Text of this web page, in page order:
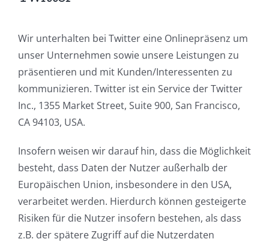
Wir unterhalten bei Twitter eine Onlinepräsenz um
unser Unternehmen sowie unsere Leistungen zu
präsentieren und mit Kunden/Interessenten zu
kommunizieren. Twitter ist ein Service der Twitter
Inc., 1355 Market Street, Suite 900, San Francisco,
CA 94103, USA.
Insofern weisen wir darauf hin, dass die Möglichkeit
besteht, dass Daten der Nutzer außerhalb der
Europäischen Union, insbesondere in den USA,
verarbeitet werden. Hierdurch können gesteigerte
Risiken für die Nutzer insofern bestehen, als dass
z.B. der spätere Zugriff auf die Nutzerdaten